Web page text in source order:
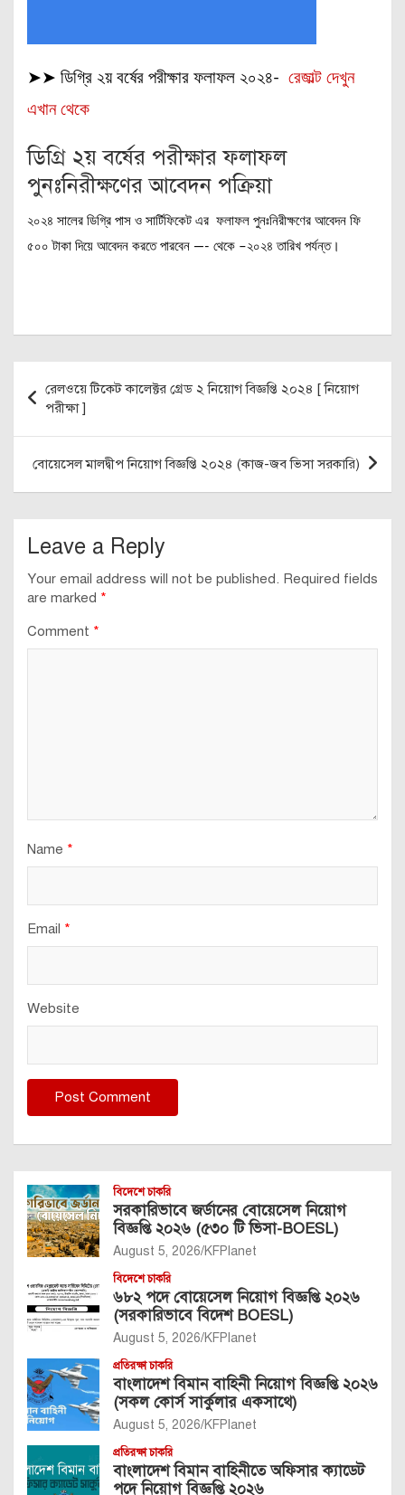
➤➤ ডিগ্রি ২য় বর্ষের পরীক্ষার ফলাফল ২০২৪- রেজাল্ট দেখুন
এখান থেকে
ডিগ্রি ২য় বর্ষের পরীক্ষার ফলাফল
পুনঃনিরীক্ষণের আবেদন পক্রিয়া
২০২৪ সালের ডিগ্রি পাস ও সার্টিফিকেট এর ফলাফল পুনঃনিরীক্ষণের আবেদন ফি
৫০০ টাকা দিয়ে আবেদন করতে পারবেন —- থেকে –২০২৪ তারিখ পর্যন্ত।
navigation
রেলওয়ে টিকেট কালেক্টর গ্রেড ২ নিয়োগ বিজ্ঞপ্তি ২০২৪ [ নিয়োগ
পরীক্ষা ]
বোয়েসেল মালদ্বীপ নিয়োগ বিজ্ঞপ্তি ২০২৪ (কাজ-জব ভিসা সরকারি)
Leave a Reply
Your email address will not be published. Required fields
are marked *
Comment *
Name *
Email *
Website
বিদেশে চাকরি
সরকারিভাবে জর্ডানের বোয়েসেল নিয়োগ
বিজ্ঞপ্তি ২০২৬ (৫৩০ টি ভিসা-BOESL)
August 5, 2026 KFPlanet
বিদেশে চাকরি
৬৮২ পদে বোয়েসেল নিয়োগ বিজ্ঞপ্তি ২০২৬
(সরকারিভাবে বিদেশ BOESL)
August 5, 2026 KFPlanet
প্রতিরক্ষা চাকরি
বাংলাদেশ বিমান বাহিনী নিয়োগ বিজ্ঞপ্তি ২০২৬
(সকল কোর্স সার্কুলার একসাথে)
August 5, 2026 KFPlanet
প্রতিরক্ষা চাকরি
বাংলাদেশ বিমান বাহিনীতে অফিসার ক্যাডেট
পদে নিয়োগ বিজ্ঞপ্তি ২০২৬